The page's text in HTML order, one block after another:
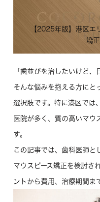
【2025年版】港区エ
矯
「歯並びを治したいけど
そんな悩みを抱える方にと
選択肢です。特に港区では
医院が多く、質の高いマウ
す。
この記事では、歯科医師と
マウスピース矯正を検討さ
ントから費用、治療期間ま